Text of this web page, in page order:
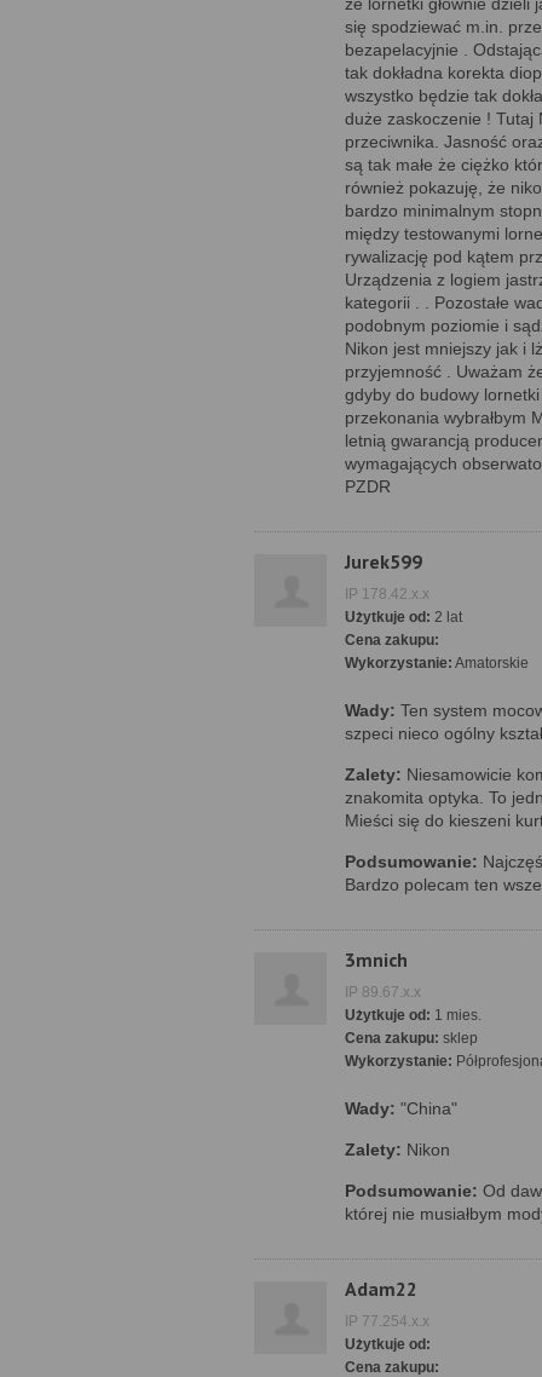
się spodziewać m.in.
bezapelacyjnie .
tak dokładna korekta
wszystko będzie tak
duże zaskoczenie ! Tutaj
przeciwnika. Jasność
są tak małe że ciężko
również pokazuję, że
bardzo minimalnym
między testowanymi
rywalizację pod kątem
Urządzenia z logiem
kategorii . . Pozostałe
podobnym poziomie i
Nikon jest mniejszy jak i
przyjemność . Uważam
gdyby do budowy
przekonania wybrałbym
letnią gwarancją
wymagających
PZDR
Jurek599
IP 178.42.x.x
Użytkuje od: 2 lat
Cena zakupu:
Wykorzystanie: Amatorskie
Wady: Ten system
szpeci nieco ogólny
Zalety: Niesamowicie
znakomita optyka. To
Mieści się do kieszeni
Podsumowanie:
Bardzo polecam ten
3mnich
IP 89.67.x.x
Użytkuje od: 1 mies.
Cena zakupu: sklep
Wykorzystanie:
Wady: "China"
Zalety: Nikon
Podsumowanie: Od
której nie musiałbym
Adam22
IP 77.254.x.x
Użytkuje od:
Cena zakupu: